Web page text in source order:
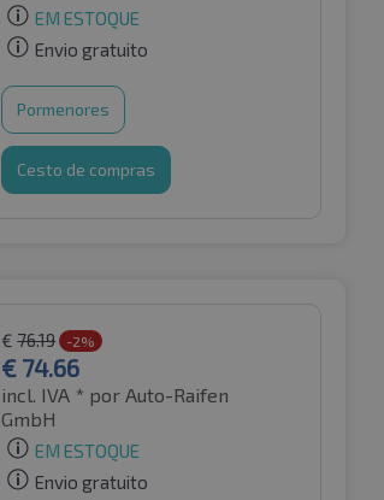
EM ESTOQUE
Envio gratuito
Pormenores
Cesto de compras
€ 76.19 -2%
€ 74.66
incl. IVA * por Auto-Raifen
GmbH
EM ESTOQUE
Envio gratuito